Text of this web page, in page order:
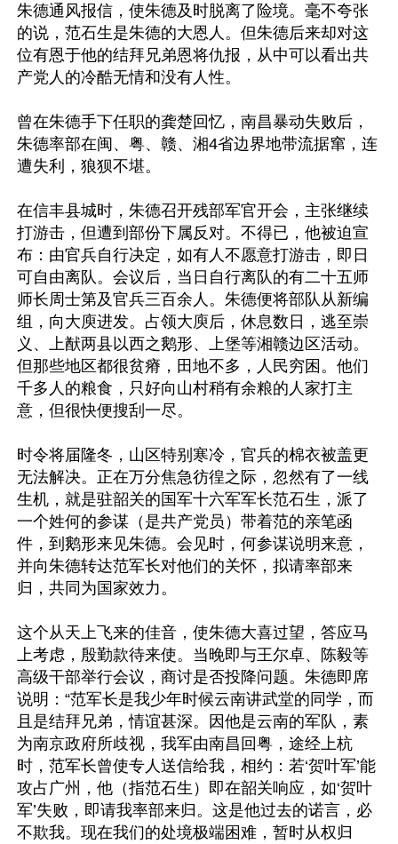
朱德通风报信，使朱德及时脱离了险境。毫不夸张
的说，范石生是朱德的大恩人。但朱德后来却对这
位有恩于他的结拜兄弟恩将仇报，从中可以看出共
产党人的冷酷无情和没有人性。
曾在朱德手下任职的龚楚回忆，南昌暴动失败后，
朱德率部在闽、粤、赣、湘4省边界地带流据窜，连
遭失利，狼狈不堪。
在信丰县城时，朱德召开残部军官开会，主张继续
打游击，但遭到部份下属反对。不得已，他被迫宣
布：由官兵自行决定，如有人不愿意打游击，即日
可自由离队。会议后，当日自行离队的有二十五师
师长周士第及官兵三百余人。朱德便将部队从新编
组，向大庾进发。占领大庾后，休息数日，逃至崇
义、上猷两县以西之鹅形、上堡等湘赣边区活动。
但那些地区都很贫瘠，田地不多，人民穷困。他们
千多人的粮食，只好向山村稍有余粮的人家打主
意，但很快便搜刮一尽。
时令将届隆冬，山区特别寒冷，官兵的棉衣被盖更
无法解决。正在万分焦急彷徨之际，忽然有了一线
生机，就是驻韶关的国军十六军军长范石生，派了
一个姓何的参谋（是共产党员）带着范的亲笔函
件，到鹅形来见朱德。会见时，何参谋说明来意，
并向朱德转达范军长对他们的关怀，拟请率部来
归，共同为国家效力。
这个从天上飞来的佳音，使朱德大喜过望，答应马
上考虑，殷勤款待来使。当晚即与王尔卓、陈毅等
高级干部举行会议，商讨是否投降问题。朱德即席
说明：“范军长是我少年时候云南讲武堂的同学，而
且是结拜兄弟，情谊甚深。因他是云南的军队，素
为南京政府所歧视，我军由南昌回粤，途经上杭
时，范军长曾使专人送信给我，相约：若‘贺叶军’能
攻占广州，他（指范石生）即在韶关响应，如‘贺叶
军’失败，即请我率部来归。这是他过去的诺言，必
不欺我。现在我们的处境极端困难，暂时从权归